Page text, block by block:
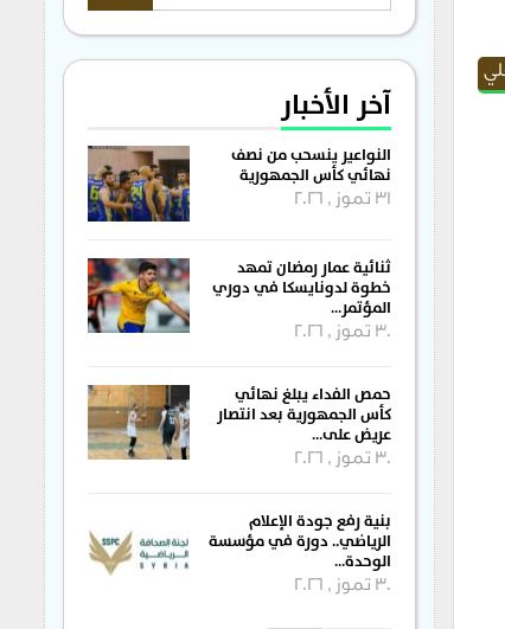
آخر الأخبار
النواعير ينسحب من نصف
نهائي كأس الجمهورية
31 تموز , 2026
ثنائية عمار رمضان تمهد
خطوة لدونايسكا في دوري
المؤتمر…
30 تموز , 2026
حمص الفداء يبلغ نهائي
كأس الجمهورية بعد انتصار
عريض على…
30 تموز , 2026
بنية رفع جودة الإعلام
الرياضي.. دورة في مؤسسة
الوحدة…
30 تموز , 2026